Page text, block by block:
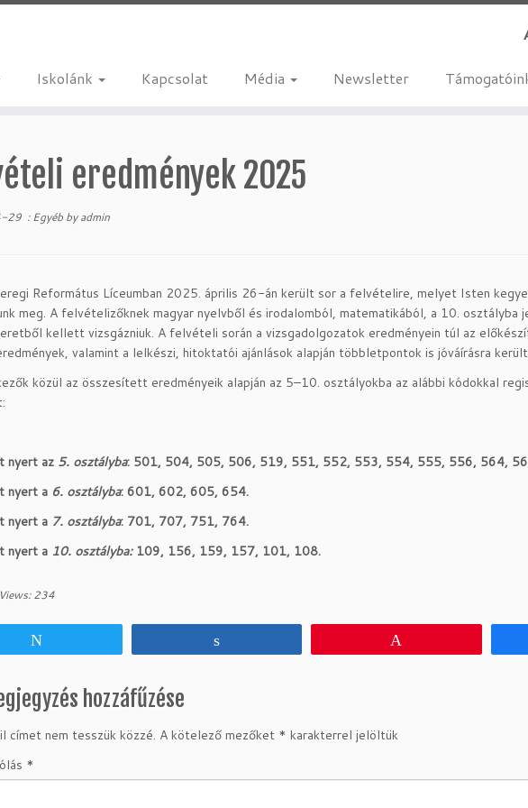
Iskolánk Kapcsolat Média Newsletter
eredmények 2025
29 :Egyéb byadmin
Református Líceumban 2025. április 26-án került sor a felvételire, melyet Isten
meg. A felvételizőknek magyar nyelvből és irodalomból, matematikából, a 10. osztályba
kellett vizsgázniuk. A felvételi során a vizsgadolgozatok eredményein túl az
valamint a lelkészi, hitoktatói ajánlások alapján többletpontok is jóváírásra
közül az összesített eredményeik alapján az 5–10. osztályokba az alábbi kódokkal
nyert az 5. osztályba: 501, 504, 505, 506, 519, 551, 552, 553, 554, 555, 556, 564,
nyert a 6. osztályba: 601, 602, 605, 654.
nyert a 7. osztályba: 701, 707, 751, 764.
nyert a 10. osztályba: 109, 156, 159, 157, 101, 108.
234
hozzáfűzése
címet nem tesszük közzé. A kötelező mezőket * karakterrel jelöltük
*